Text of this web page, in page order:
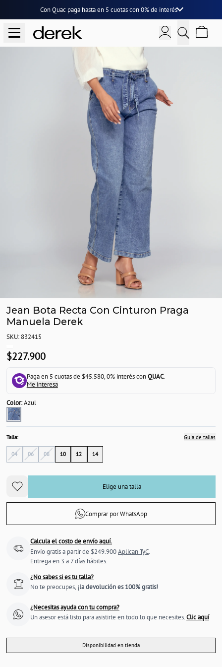
Con Quac paga hasta en 5 cuotascon0% de interés
Jean Bota Recta Con Cinturon Praga
Manuela Derek
SKU: 832415
$227.900
Paga en 5 cuotas de $45.580, 0% interés conQUAC.
Me interesa
Color:Azul
Talla: Guía de tallas
04 06 08 10 12 14
Elige una talla
Comprar por WhatsApp
Calcula el costo de envío aquí.
Envío gratis a partir de $249.900Aplican TyC.
Entrega en 3 a 7 días hábiles.
¿No sabes si es tu talla?
No te preocupes,¡la devolución es 100% gratis!
¿Necesitas ayuda con tu compra?
Un asesor está listo para asistirte en todo lo que necesites.Clic aquí
Disponibilidad en tienda